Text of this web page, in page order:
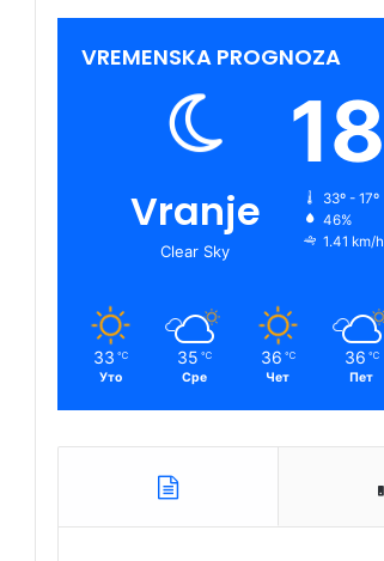
VREMENSKA PROGNOZA
Vranje
Clear Sky
18
33º - 17º
46%
1.41 km/h
33 ℃
Уто
35 ℃
Сре
36 ℃
Чет
36 ℃
Пет